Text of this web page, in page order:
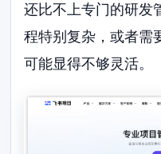
还比不上专门的研发
程特别复杂，或者需
可能显得不够灵活。